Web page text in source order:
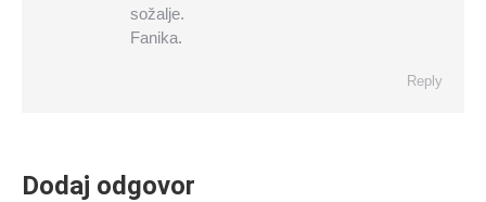
sožalje.
Fanika.
Reply
Dodaj odgovor